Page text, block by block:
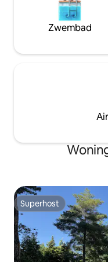
Zwembad
Superhost
Superhost